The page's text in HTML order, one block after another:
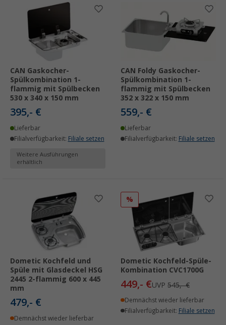
CAN Gaskocher-
Spülkombination 1-
flammig mit Spülbecken
530 x 340 x 150 mm
395,- €
Lieferbar
Filialverfügbarkeit: Filiale setzen
Weitere Ausführungen
erhältlich
CAN Foldy Gaskocher-
Spülkombination 1-
flammig mit Spülbecken
352 x 322 x 150 mm
559,- €
Lieferbar
Filialverfügbarkeit: Filiale setzen
Dometic Kochfeld und
Spüle mit Glasdeckel HSG
2445 2-flammig 600 x 445
mm
479,- €
Demnächst wieder lieferbar
%
Dometic Kochfeld-Spüle-
Kombination CVC1700G
449,- €UVP 545,- €
Demnächst wieder lieferbar
Filialverfügbarkeit: Filiale setzen